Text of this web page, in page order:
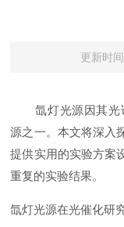
更新时
氙灯光源因其
源之一。本文将深入
提供实用的实验方案
重复的实验结果。
氙灯光源在光催化研